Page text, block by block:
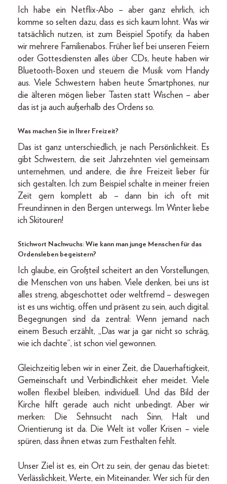
Ich habe ein Netflix-Abo – aber ganz ehrlich, ich
komme so selten dazu, dass es sich kaum lohnt. Was wir
tatsächlich nutzen, ist zum Beispiel Spotify, da haben
wir mehrere Familienabos. Früher lief bei unseren Feiern
oder Gottesdiensten alles über CDs, heute haben wir
Bluetooth-Boxen und steuern die Musik vom Handy
aus. Viele Schwestern haben heute Smartphones, nur
die älteren mögen lieber Tasten statt Wischen – aber
das ist ja auch außerhalb des Ordens so.
Was machen Sie in Ihrer Freizeit?
Das ist ganz unterschiedlich, je nach Persönlichkeit. Es
gibt Schwestern, die seit Jahrzehnten viel gemeinsam
unternehmen, und andere, die ihre Freizeit lieber für
sich gestalten. Ich zum Beispiel schalte in meiner freien
Zeit gern komplett ab – dann bin ich oft mit
Freund:innen in den Bergen unterwegs. Im Winter liebe
ich Skitouren!
Stichwort Nachwuchs: Wie kann man junge Menschen für das
Ordensleben begeistern?
Ich glaube, ein Großteil scheitert an den Vorstellungen,
die Menschen von uns haben. Viele denken, bei uns ist
alles streng, abgeschottet oder weltfremd – deswegen
ist es uns wichtig, offen und präsent zu sein, auch digital.
Begegnungen sind da zentral: Wenn jemand nach
einem Besuch erzählt, „Das war ja gar nicht so schräg,
wie ich dachte“, ist schon viel gewonnen.
Gleichzeitig leben wir in einer Zeit, die Dauerhaftigkeit,
Gemeinschaft und Verbindlichkeit eher meidet. Viele
wollen flexibel bleiben, individuell. Und das Bild der
Kirche hilft gerade auch nicht unbedingt. Aber wir
merken: Die Sehnsucht nach Sinn, Halt und
Orientierung ist da. Die Welt ist voller Krisen – viele
spüren, dass ihnen etwas zum Festhalten fehlt.
Unser Ziel ist es, ein Ort zu sein, der genau das bietet:
Verlässlichkeit, Werte, ein Miteinander. Wer sich für den